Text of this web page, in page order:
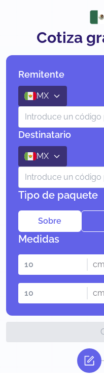
Cotiza
Remitente
MX
Destinatario
MX
Tipo de paquete
Sobre
Medidas
cm
cm